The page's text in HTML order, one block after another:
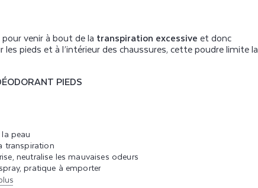
venir à bout de la transpiration excessive et donc
pieds et à l’intérieur des chaussures, cette poudre limite la
PIEDS
peau
transpiration​
neutralise les mauvaises odeurs
pratique à emporter